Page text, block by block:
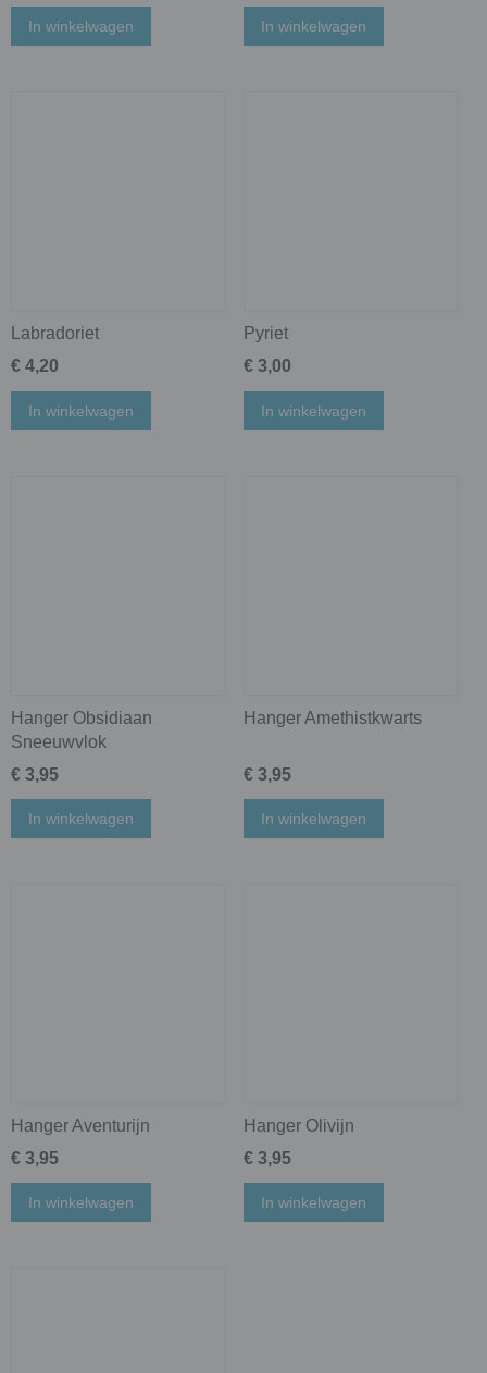
In winkelwagen In winkelwagen
Labradoriet
€ 4,20
In winkelwagen
Pyriet
€ 3,00
In winkelwagen
Hanger Obsidiaan
Sneeuwvlok
€ 3,95
In winkelwagen
Hanger Amethistkwarts
€ 3,95
In winkelwagen
Hanger Aventurijn
€ 3,95
In winkelwagen
Hanger Olivijn
€ 3,95
In winkelwagen